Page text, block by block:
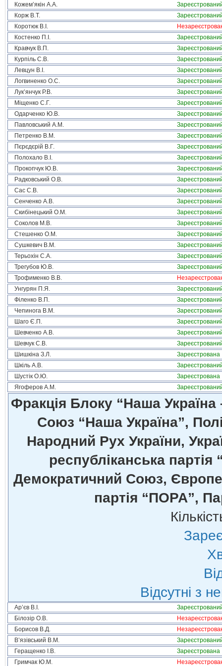
Кожем’якін А.А.
Корж В.Т.
Коротюк В.І.
Костенко П.І.
Кравчук В.П.
Курпіль С.В.
Левцун В.І.
Логвиненко О.С.
Лук’янчук Р.В.
Міщенко С.Г.
Одарченко Ю.В.
Павловський А.М.
Петренко В.М.
Пєрєдєрій В.Г.
Полохало В.І.
Прокопчук Ю.В.
Радковський О.В.
Сас С.В.
Сенченко А.В.
Скибінецький О.М.
Соколов М.В.
Стешенко О.М.
Сушкевич В.М.
Терьохін С.А.
Трегубов Ю.В.
Трофименко В.В.
Унгурян П.Я.
Філенко В.П.
Чепинога В.М.
Шаго Є.П.
Шевченко А.В.
Шевчук С.В.
Шишкіна З.Л.
Зареєстрована
Шкіль А.В.
Шустік О.Ю.
Зареєстрована
Ягоферов А.М.
Фракція Блоку “Наша
Союз “Наша Україна”,
Народний Рух України,
республіканська
Демократичний Союз,
партія “ПОРА”,
Відсутні з
Ар’єв В.І.
Білозір О.В.
Борисов В.Д.
В’язівський В.М.
Геращенко І.В.
Зареєстрована
Гримчак Ю.М.